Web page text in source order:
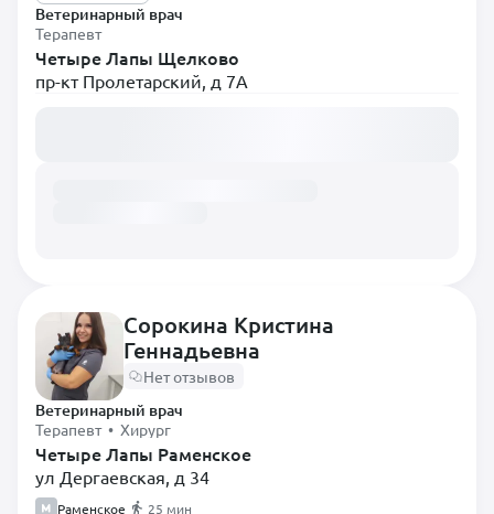
Ветеринарный врач
Терапевт
Четыре Лапы Щелково
пр-кт Пролетарский, д 7А
Сорокина Кристина
Геннадьевна
Нет отзывов
Ветеринарный врач
Терапевт • Хирург
Четыре Лапы Раменское
ул Дергаевская, д 34
Раменское 25 мин